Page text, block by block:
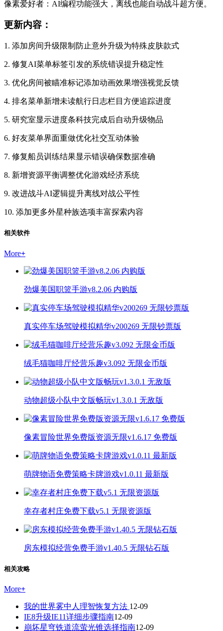
像素爱好者：AI编程功能强大，离线也能自动战斗超方便。
更新内容：
1. 添加房间升级限制防止意外升级为特殊皮肤款式
2. 修复AI菜单标签引发的系统错误提升稳定性
3. 优化房间被瞄准标记添加动画效果增强视觉反馈
4. 排名菜单新增未读航行日志栏目方便追踪进度
5. 研究室显示进度条科技完成后自动升级物品
6. 好友菜单界面重做优化社交互动体验
7. 修复船员训练结果显示错误确保数据准确
8. 新增资源平衡调整优化游戏经济系统
9. 改进战斗AI逻辑提升离线对战公平性
10. 添加更多外星种族选项丰富探索内容
相关软件
More+
劲爆美国职篮手游v8.2.06 内购版
真实停车场驾驶模拟精华v200269 无限钞票版
绒毛猫咖啡厅经营乐趣v3.092 无限金币版
动物超级小队中文版畅玩v1.3.0.1 无敌版
像素冒险世界免费版资源无限v1.6.17 免费版
萌牌物语免费策略卡牌游戏v1.0.11 最新版
幸存者村庄免费下载v5.1 无限资源版
房东模拟经营免费手游v1.40.5 无限钻石版
相关攻略
More+
我的世界雾中人理智恢复方法 12-09
IE8升级IE11详细步骤指南12-09
崩坏星穹铁道流萤光锥选择指南12-09